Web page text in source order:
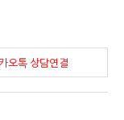
오톡 상담연결